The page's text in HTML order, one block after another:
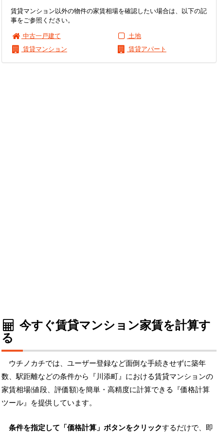
賃貸マンション以外の物件の家賃相場を確認したい場合は、以下の記
事をご参照ください。
中古一戸建て
土地
賃貸マンション
賃貸アパート
今すぐ賃貸マンション家賃を計算す
る
ウチノカチでは、ユーザー登録など面倒な手続きせずに築年
数、駅距離などの条件から『川添町』における賃貸マンションの
家賃相場(値段、評価額)を簡単・高精度に計算できる『価格計算
ツール』を提供しています。
条件を指定して「価格計算」ボタンをクリックするだけで、即